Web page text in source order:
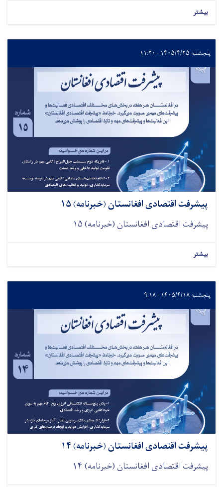
بیشتر
پنجشنبه ۱۴۰۵/۴/۲۵ - ۱۱:۲۰
پیشرفت اقتصادی افغانستان (خبرنامه) ۱۵
پیشرفت اقتصادی افغانستان (خبرنامه) ۱۵
بیشتر
پنجشنبه ۱۴۰۵/۴/۱۸ - ۹:۱۸
پیشرفت اقتصادی افغانستان (خبرنامه) ۱۴
پیشرفت اقتصادی افغانستان (خبرنامه) ۱۴